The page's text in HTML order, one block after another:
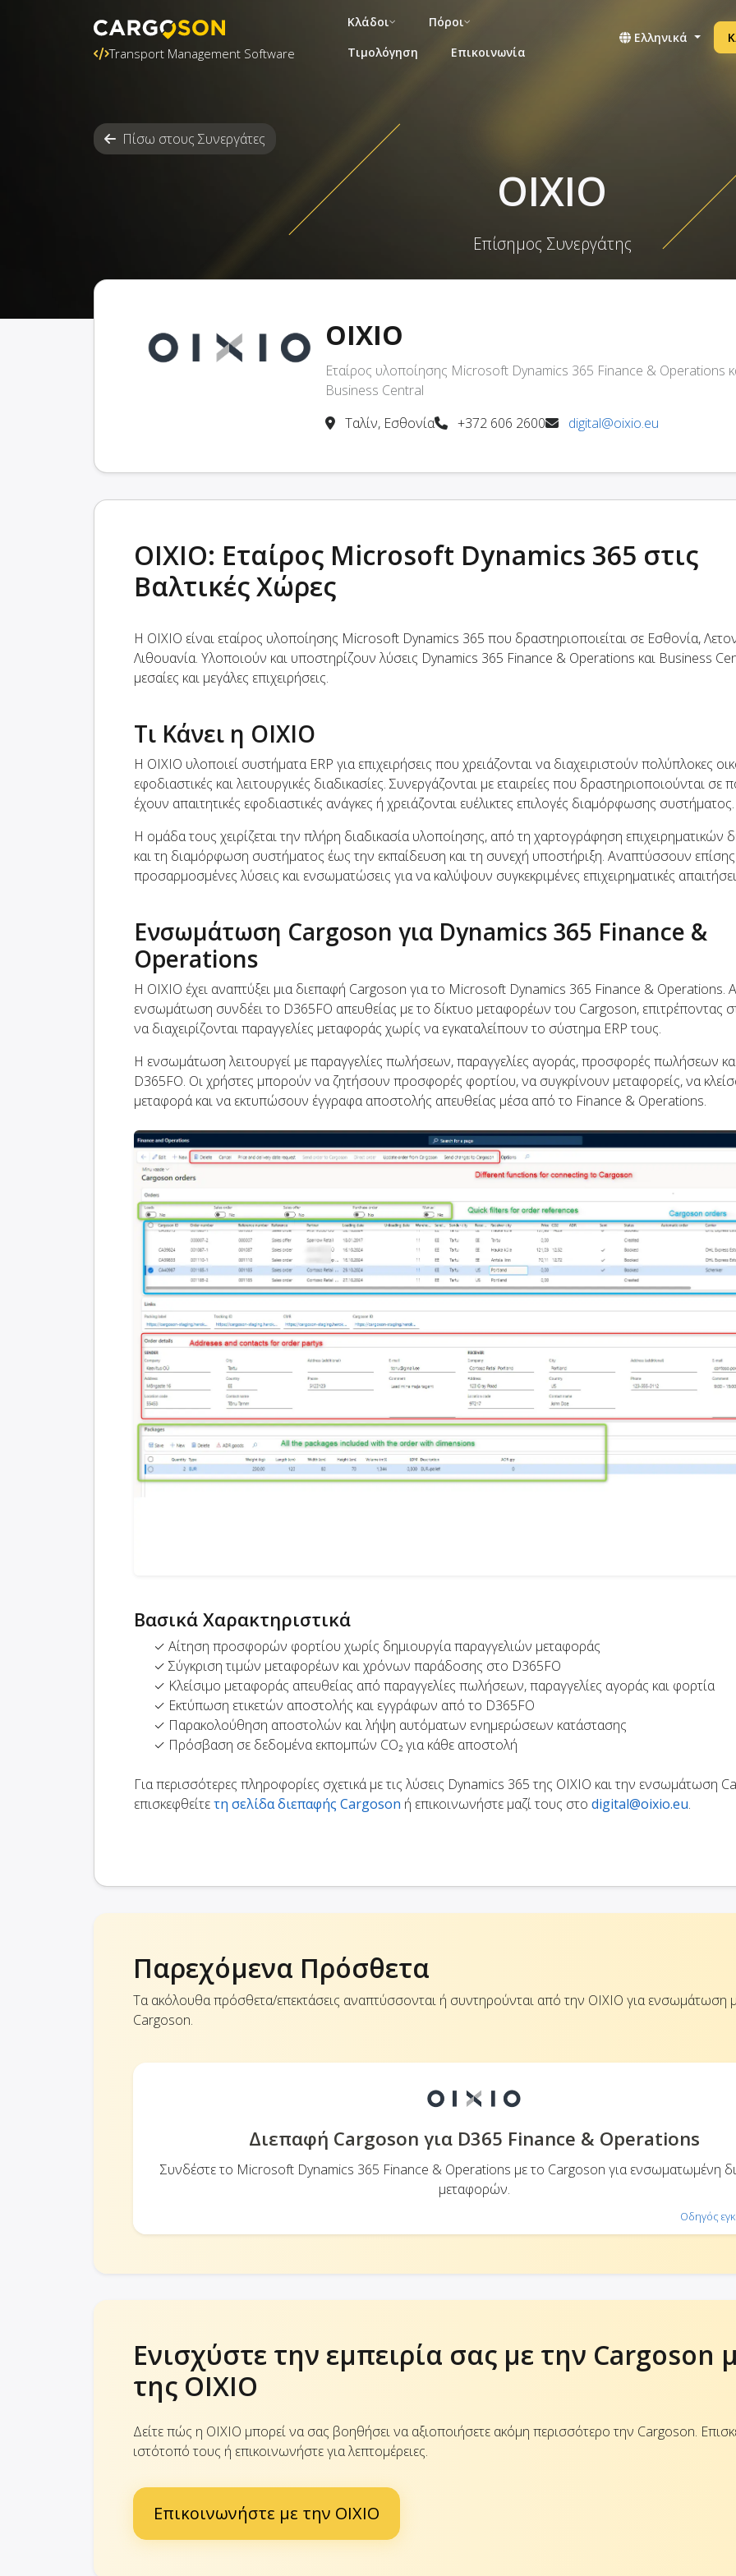
Transport Management Software
Κλάδοι
Πόροι
Τιμολόγηση
Επικοινωνία
Ελληνικά
Πίσω στους Συνεργάτες
OIXIO
Επίσημος Συνεργάτης
OIXIO
Εταίρος υλοποίησης Microsoft Dynamics 365 Finance & Operations
Business Central
Ταλίν, Εσθονία
+372 606 2600 digital@oixio.eu
OIXIO: Εταίρος Microsoft Dynamics 365 στις
Βαλτικές Χώρες
Η OIXIO είναι εταίρος υλοποίησης Microsoft Dynamics 365 που δραστηριοποιείται σε Εσθονία,
Λιθουανία. Υλοποιούν και υποστηρίζουν λύσεις Dynamics 365 Finance & Operations και Business
μεσαίες και μεγάλες επιχειρήσεις.
Τι Κάνει η OIXIO
Η OIXIO υλοποιεί συστήματα ERP για επιχειρήσεις που χρειάζονται να διαχειριστούν πολύπλοκες
εφοδιαστικές και λειτουργικές διαδικασίες. Συνεργάζονται με εταιρείες που δραστηριοποιούνται σε
έχουν απαιτητικές εφοδιαστικές ανάγκες ή χρειάζονται ευέλικτες επιλογές διαμόρφωσης συστήματος.
Η ομάδα τους χειρίζεται την πλήρη διαδικασία υλοποίησης, από τη χαρτογράφηση επιχειρηματικών
και τη διαμόρφωση συστήματος έως την εκπαίδευση και τη συνεχή υποστήριξη. Αναπτύσσουν επίσης
προσαρμοσμένες λύσεις και ενσωματώσεις για να καλύψουν συγκεκριμένες επιχειρηματικές
Ενσωμάτωση Cargoson για Dynamics 365 Finance &
Operations
Η OIXIO έχει αναπτύξει μια διεπαφή Cargoson για το Microsoft Dynamics 365 Finance & Operations.
ενσωμάτωση συνδέει το D365FO απευθείας με το δίκτυο μεταφορέων του Cargoson, επιτρέποντας
να διαχειρίζονται παραγγελίες μεταφοράς χωρίς να εγκαταλείπουν το σύστημα ERP τους.
Η ενσωμάτωση λειτουργεί με παραγγελίες πωλήσεων, παραγγελίες αγοράς, προσφορές πωλήσεων
D365FO. Οι χρήστες μπορούν να ζητήσουν προσφορές φορτίου, να συγκρίνουν μεταφορείς, να
μεταφορά και να εκτυπώσουν έγγραφα αποστολής απευθείας μέσα από το Finance & Operations.
Βασικά Χαρακτηριστικά
✓ Αίτηση προσφορών φορτίου χωρίς δημιουργία παραγγελιών μεταφοράς
✓ Σύγκριση τιμών μεταφορέων και χρόνων παράδοσης στο D365FO
✓ Κλείσιμο μεταφοράς απευθείας από παραγγελίες πωλήσεων, παραγγελίες αγοράς και φορτία
✓ Εκτύπωση ετικετών αποστολής και εγγράφων από το D365FO
✓ Παρακολούθηση αποστολών και λήψη αυτόματων ενημερώσεων κατάστασης
✓ Πρόσβαση σε δεδομένα εκπομπών CO₂ για κάθε αποστολή
Για περισσότερες πληροφορίες σχετικά με τις λύσεις Dynamics 365 της OIXIO και την ενσωμάτωση
επισκεφθείτετη σελίδα διεπαφής Cargoson ή επικοινωνήστε μαζί τους στο digital@oixio.eu.
Παρεχόμενα Πρόσθετα
Τα ακόλουθα πρόσθετα/επεκτάσεις αναπτύσσονται ή συντηρούνται από την OIXIO για ενσωμάτωση
Cargoson.
Διεπαφή Cargoson για D365 Finance & Operations
Συνδέστε το Microsoft Dynamics 365 Finance & Operations με το Cargoson για ενσωματωμένη
μεταφορών.
Οδηγός
Ενισχύστε την εμπειρία σας με την Cargoson
της OIXIO
Δείτε πώς η OIXIO μπορεί να σας βοηθήσει να αξιοποιήσετε ακόμη περισσότερο την Cargoson.
ιστότοπό τους ή επικοινωνήστε για λεπτομέρειες.
Επικοινωνήστε με την OIXIO